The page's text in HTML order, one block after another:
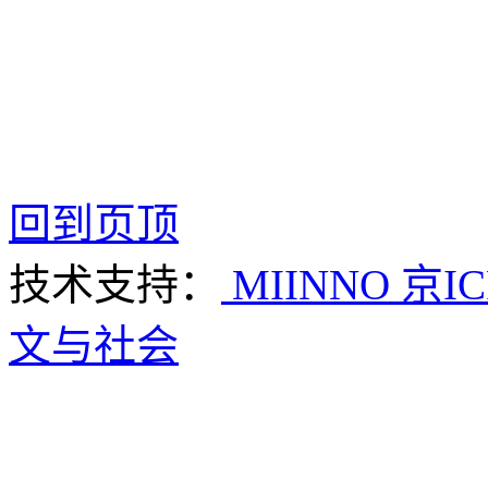
回到页顶
技术支持：
MIINNO 京
文与社会